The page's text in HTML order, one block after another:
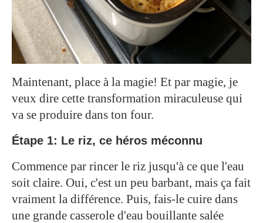
Maintenant, place à la magie! Et par magie, je
veux dire cette transformation miraculeuse qui
va se produire dans ton four.
Étape 1: Le riz, ce héros méconnu
Commence par rincer le riz jusqu'à ce que l'eau
soit claire. Oui, c'est un peu barbant, mais ça fait
vraiment la différence. Puis, fais-le cuire dans
une grande casserole d'eau bouillante salée